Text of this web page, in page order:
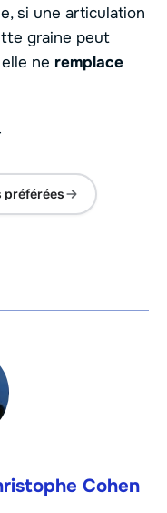
si une articulation
graine peut
elle ne remplace
préférées
Cohen